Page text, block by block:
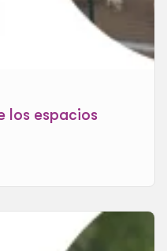
los espacios